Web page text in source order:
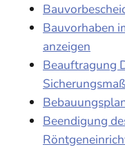
Bauvorhaben
anzeigen
Beauftragung
Beendigung